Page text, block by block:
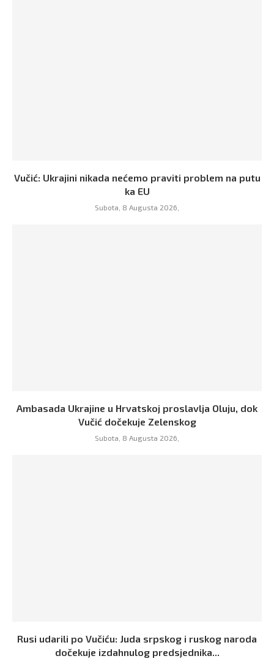
Vučić: Ukrajini nikada nećemo praviti problem na putu
ka EU
Subota, 8 Augusta 2026,
Ambasada Ukrajine u Hrvatskoj proslavlja Oluju, dok
Vučić dočekuje Zelenskog
Subota, 8 Augusta 2026,
Rusi udarili po Vučiću: Juda srpskog i ruskog naroda
dočekuje izdahnulog predsjednika...